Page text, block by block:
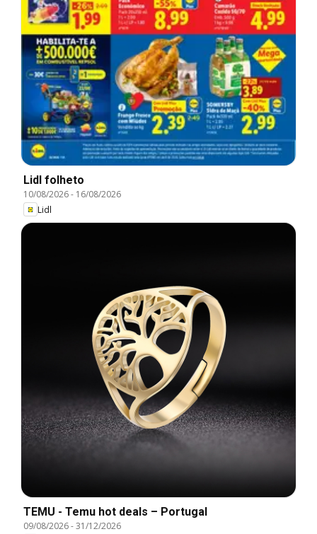
Lidl folheto
10/08/2026- 16/08/2026
Lidl
TEMU - Temu hot deals – Portugal
09/08/2026-31/12/2026